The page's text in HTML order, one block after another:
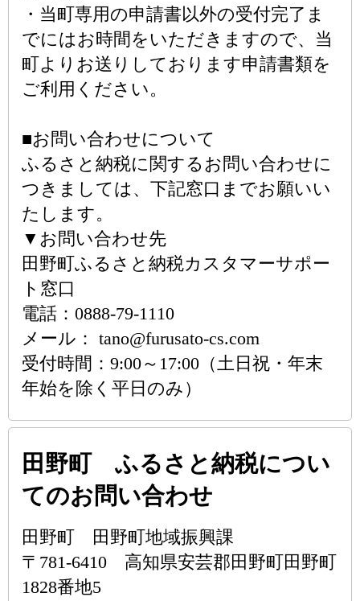
・当町専用の申請書以外の受付完了ま
でにはお時間をいただきますので、当
町よりお送りしております申請書類を
ご利用ください。
■お問い合わせについて
ふるさと納税に関するお問い合わせに
つきましては、下記窓口までお願いい
たします。
▼お問い合わせ先
田野町ふるさと納税カスタマーサポー
ト窓口
電話：0888-79-1110
メール： tano@furusato-cs.com
受付時間：9:00～17:00（土日祝・年末
年始を除く平日のみ）
田野町 ふるさと納税につい
てのお問い合わせ
田野町 田野町地域振興課
〒781-6410 高知県安芸郡田野町田野町
1828番地5